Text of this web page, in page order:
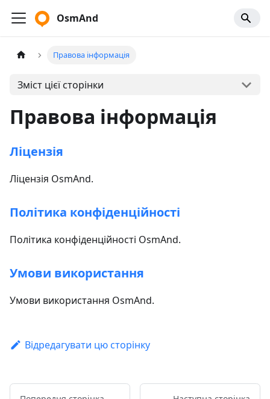
OsmAnd
Правова інформація
Зміст цієї сторінки
Правова інформація
Ліцензія
Ліцензія OsmAnd.
Політика конфіденційності
Політика конфіденційності OsmAnd.
Умови використання
Умови використання OsmAnd.
Відредагувати цю сторінку